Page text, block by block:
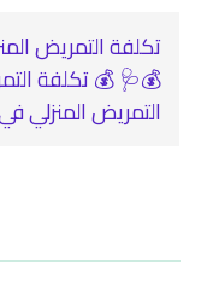
💰🩺 💰 تكلفة
التمريض